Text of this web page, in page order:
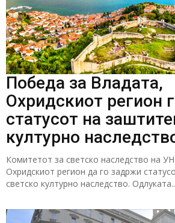
Победа за Владата,
Охридскиот регион
статусот на
културно
Комитетот за светско наследство на
Охридскиот регион да го задржи
светско културно наследство.